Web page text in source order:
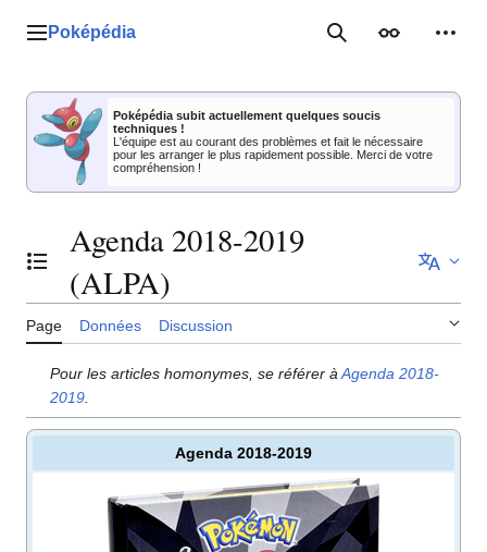
Menu principal
Poképédia RechercherApparence
Poképédia subit actuellement quelques soucis
techniques !
L'équipe est au courant des problèmes et fait le nécessaire
pour les arranger le plus rapidement possible. Merci de votre
compréhension !
Basculer la table des matières
Agenda 2018-2019
(ALPA)
Page Données Discussion
Pour les articles homonymes, se référer àAgenda 2018-
2019
Agenda 2018-2019